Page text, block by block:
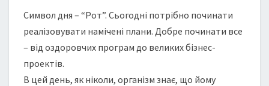
Символ дня – “Рот”. Сьогодні потрібно починати
реалізовувати намічені плани. Добре починати все
– від оздоровчих програм до великих бізнес-
проектів.
В цей день, як ніколи, організм знає, що йому